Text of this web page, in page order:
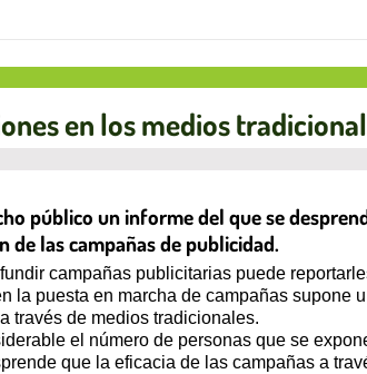
en los medios
público un informe del que se
las campañas de publicidad.
campañas publicitarias puede
la puesta en marcha de campañas supone
través de medios tradicionales.
el número de personas que se
que la eficacia de las campañas a